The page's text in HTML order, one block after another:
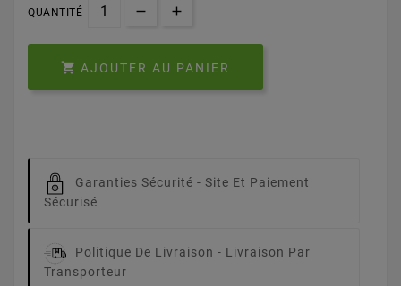
QUANTITÉ
 AJOUTER AU PANIER
Garanties Sécurité - Site Et Paiement
Sécurisé
Politique De Livraison - Livraison Par
Transporteur